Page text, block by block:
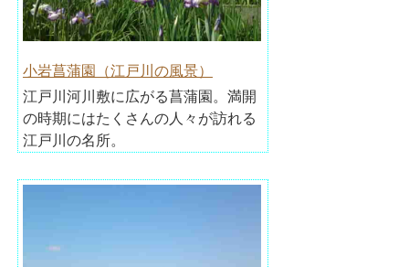
小岩菖蒲園（江戸川の風景）
江戸川河川敷に広がる菖蒲園。満開
の時期にはたくさんの人々が訪れる
江戸川の名所。